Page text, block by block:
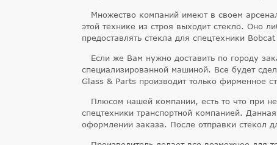
Множество компаний имеют в своем
этой технике из строя выходит стекло. Оно
предоставлять стекла для спецтехники
Если же Вам нужно доставить по городу
специализированной машиной. Все будет
Glass & Parts производит только фирменное
Плюсом нашей компании, есть то что при
спецтехники транспортной компанией.
оформлении заказа. После отправки стекол